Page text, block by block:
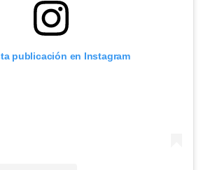
publicación en Instagram